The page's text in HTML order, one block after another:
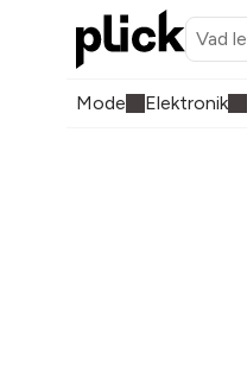
Mode Elektronik